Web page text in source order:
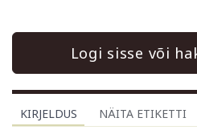
Logi sisse või
KIRJELDUS NÄITA ETIKETTI